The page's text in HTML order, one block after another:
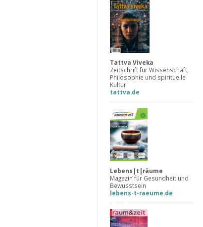
Tattva Viveka
Zeitschrift für Wissenschaft,
Philosophie und spirituelle
Kultur
tattva.de
Lebens|t|räume
Magazin für Gesundheit und
Bewusstsein
lebens-t-raeume.de